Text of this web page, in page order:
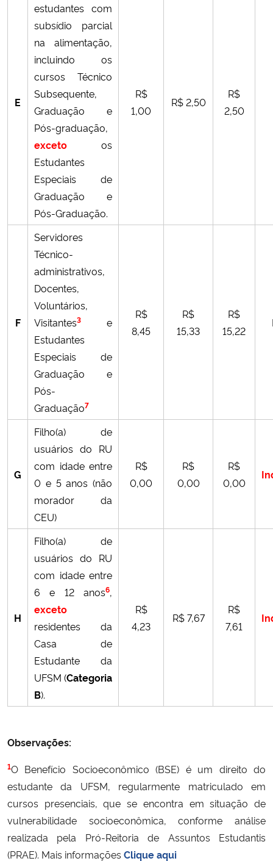
E
estudantes com
subsídio parcial
na alimentação,
incluindo os
cursos Técnico
Subsequente,
Graduação e
Pós-graduação,
exceto os
Estudantes
Especiais de
Graduação e
Pós-Graduação.
R$
1,00
R$ 2,50
R$
2,50
F
Servidores
Técnico-
administrativos,
Docentes,
Voluntários,
Visitantes3
e
Estudantes
Especiais de
Graduação e
Pós-
Graduação7
R$
8,45
R$
15,33
R$
15,22
G
Filho(a) de
usuários do RU
com idade entre
0 e 5 anos (não
morador da
CEU)
R$
0,00
R$
0,00
R$
0,00
H
Filho(a) de
usuários do RU
com idade entre
6 e 12 anos6,
exceto
residentes da
Casa de
Estudante da
UFSM (Categoria
B).
R$
4,23
R$ 7,67
R$
7,61
Observações:
1O Benefício Socioeconômico (BSE) é um direito do
estudante da UFSM, regularmente matriculado em
cursos presenciais, que se encontra em situação de
vulnerabilidade socioeconômica, conforme análise
realizada pela Pró-Reitoria de Assuntos Estudantis
(PRAE). Mais informações Clique aqui